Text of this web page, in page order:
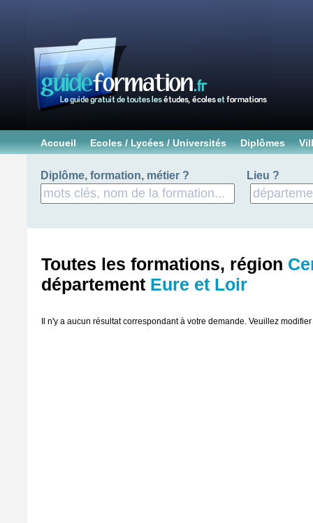
Accueil Ecoles / Lycées / Universités Diplômes
Diplôme, formation, métier ? Lieu ?
Toutes les formations, région
département Eure et Loir
Il n'y a aucun résultat correspondant à votre demande. Veuillez